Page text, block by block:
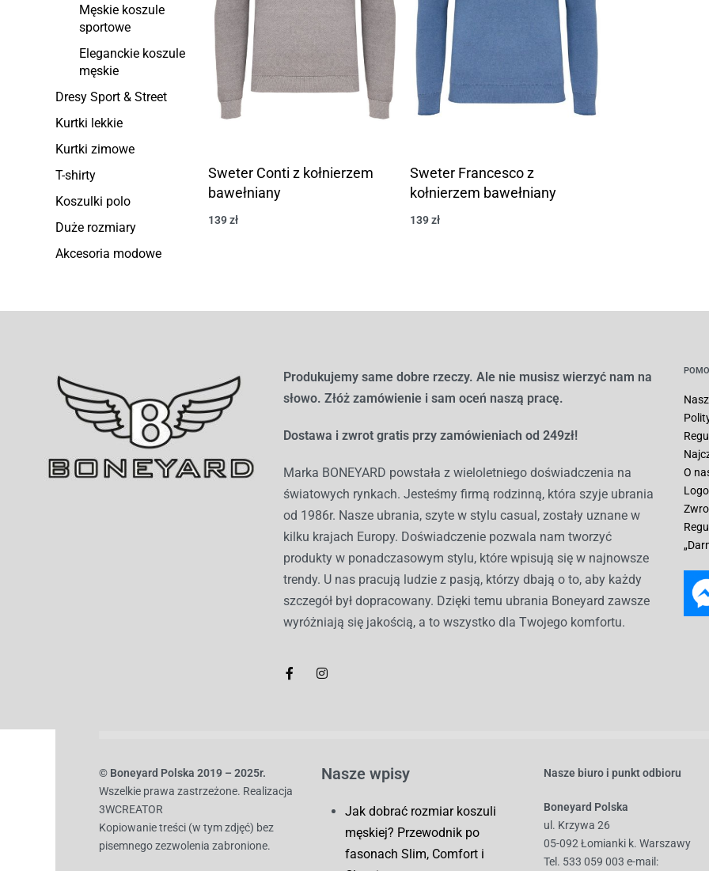
Męskie koszule
sportowe
Eleganckie koszule
męskie
Dresy Sport & Street
Kurtki lekkie
Kurtki zimowe
T-shirty
Koszulki polo
Duże rozmiary
Akcesoria modowe
Sweter Conti z kołnierzem
bawełniany
139zł
Sweter Francesco z
kołnierzem bawełniany
139zł
Produkujemy same dobre rzeczy. Ale nie musisz wierzyć nam na
słowo. Złóż zamówienie i sam oceń naszą pracę.
Dostawa i zwrot gratis przy zamówieniach od 249zł!
Marka BONEYARD powstała z wieloletniego doświadczenia na
światowych rynkach. Jesteśmy firmą rodzinną, która szyje ubrania
od 1986r. Nasze ubrania, szyte w stylu casual, zostały uznane w
kilku krajach Europy. Doświadczenie pozwala nam tworzyć
produkty w ponadczasowym stylu, które wpisują się w najnowsze
trendy. U nas pracują ludzie z pasją, którzy dbają o to, aby każdy
szczegół był dopracowany. Dzięki temu ubrania Boneyard zawsze
wyróżniają się jakością, a to wszystko dla Twojego komfortu.
O
© Boneyard Polska 2019 – 2025r.
Wszelkie prawa zastrzeżone. Realizacja
3WCREATOR
Kopiowanie treści (w tym zdjęć) bez
pisemnego zezwolenia zabronione.
Nasze wpisy
Jak dobrać rozmiar koszuli
męskiej? Przewodnik po
fasonach Slim, Comfort i
Nasze biuro i punkt odbioru
Boneyard Polska
ul. Krzywa 26
05-092 Łomianki k. Warszawy
Tel. 533 059 003 e-mail: